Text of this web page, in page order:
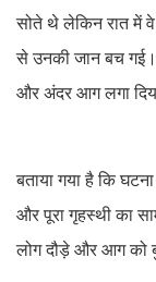
सोते थे लेकिन रात में
से उनकी जान बच गई।
और अंदर आग लगा
बताया गया है कि
और पूरा गृहस्थी का
लोग दौड़े और आग को